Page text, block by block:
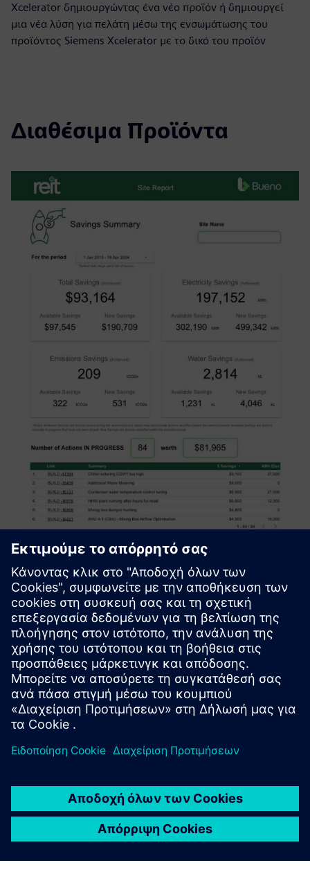
Xcelerator δημιουργώντας ένα νέο προϊόν ή δημιουργεί
μια νέα λύση για πελάτη μέσω της ενσωμάτωσης του
προϊόντος Siemens Xcelerator με το δικό του προϊόν
Διαθέσιμα Προϊόντα
Smart Building Analytics
Bueno's Smart Building Analytics helps you make smarter
decisions by gathering and analyzing large amounts of data
from your building's systems. It provides valuable insights
that enable you and your teams to take necessary action...
Μάθετε περισσότερα